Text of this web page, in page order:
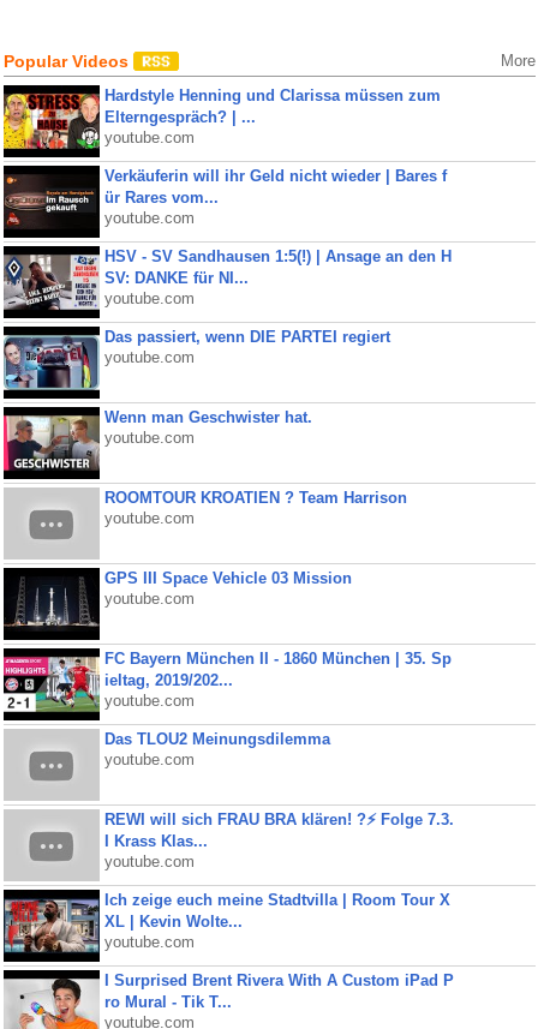
Popular Videos More
Hardstyle Henning und Clarissa müssen zum
Elterngespräch? | ...
youtube.com
Verkäuferin will ihr Geld nicht wieder | Bares f
ür Rares vom...
youtube.com
HSV - SV Sandhausen 1:5(!) | Ansage an den H
SV: DANKE für NI...
youtube.com
Das passiert, wenn DIE PARTEI regiert
youtube.com
Wenn man Geschwister hat.
youtube.com
ROOMTOUR KROATIEN ? Team Harrison
youtube.com
GPS III Space Vehicle 03 Mission
youtube.com
FC Bayern München II - 1860 München | 35. Sp
ieltag, 2019/202...
youtube.com
Das TLOU2 Meinungsdilemma
youtube.com
REWI will sich FRAU BRA klären! ?⚡️ Folge 7.3.
I Krass Klas...
youtube.com
Ich zeige euch meine Stadtvilla | Room Tour X
XL | Kevin Wolte...
youtube.com
I Surprised Brent Rivera With A Custom iPad P
ro Mural - Tik T...
youtube.com